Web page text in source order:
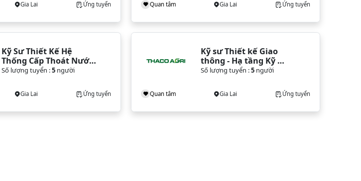
Gia Lai Ứng tuyển Quan tâm Gia Lai Ứng tuyển
Kỹ Sư Thiết Kế Hệ
Thống Cấp Thoát Nước
(Gia Lai)
Số lượng tuyển :5người
Gia Lai Ứng tuyển
Kỹ sư Thiết kế Giao
thông - Hạ tầng Kỹ
thuật (Gia Lai)
Số lượng tuyển :5người
Quan tâm Gia Lai Ứng tuyển